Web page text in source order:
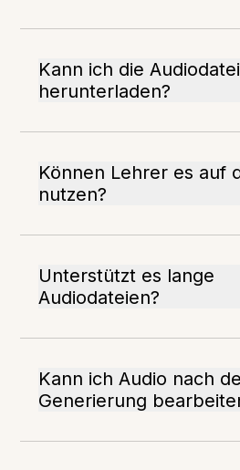
Kann ich die
herunterladen?
Können Lehrer es auf
nutzen?
Unterstützt es lange
Audiodateien?
Kann ich Audio nach
Generierung